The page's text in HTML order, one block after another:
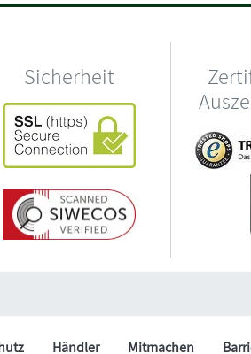
Sicherheit
Händler Mitmachen